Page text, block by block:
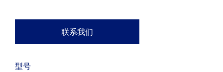
联系我们
型号